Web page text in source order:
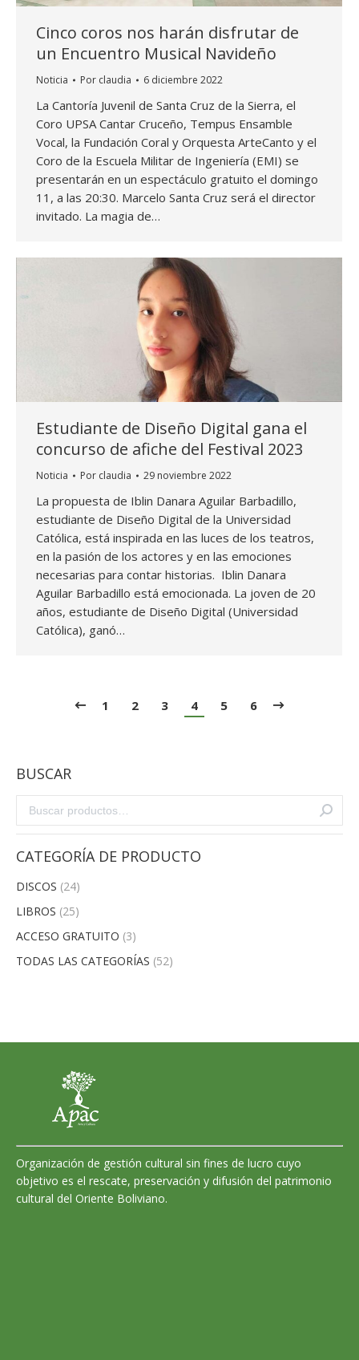
Cinco coros nos harán disfrutar de
un Encuentro Musical Navideño
Noticia Por claudia 6 diciembre 2022
La Cantoría Juvenil de Santa Cruz de la Sierra, el
Coro UPSA Cantar Cruceño, Tempus Ensamble
Vocal, la Fundación Coral y Orquesta ArteCanto y el
Coro de la Escuela Militar de Ingeniería (EMI) se
presentarán en un espectáculo gratuito el domingo
11, a las 20:30. Marcelo Santa Cruz será el director
invitado. La magia de…
Estudiante de Diseño Digital gana el
concurso de afiche del Festival 2023
Noticia Por claudia 29 noviembre 2022
La propuesta de Iblin Danara Aguilar Barbadillo,
estudiante de Diseño Digital de la Universidad
Católica, está inspirada en las luces de los teatros,
en la pasión de los actores y en las emociones
necesarias para contar historias. Iblin Danara
Aguilar Barbadillo está emocionada. La joven de 20
años, estudiante de Diseño Digital (Universidad
Católica), ganó…
1 2 3 4 5 6
BUSCAR
CATEGORÍA DE PRODUCTO
DISCOS (24)
LIBROS (25)
ACCESO GRATUITO (3)
TODAS LAS CATEGORÍAS (52)
Organización de gestión cultural sin fines de lucro cuyo
objetivo es el rescate, preservación y difusión del patrimonio
cultural del Oriente Boliviano.